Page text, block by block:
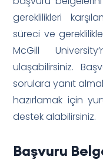
gereklilikleri
süreci ve
McGill
ulaşabilirsiniz.
sorulara yanıt
hazırlamak için
destek alabilirsiniz.
Başvuru